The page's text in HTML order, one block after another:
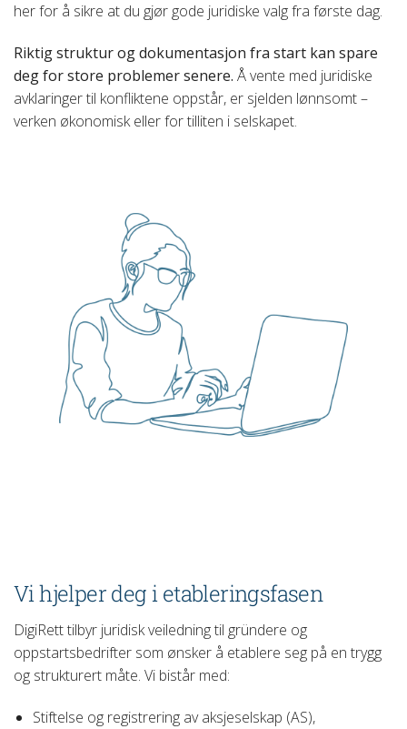
her for å sikre at du gjør gode juridiske valg fra første dag.
Riktig struktur og dokumentasjon fra start kan spare
deg for store problemer senere. Å vente med juridiske
avklaringer til konfliktene oppstår, er sjelden lønnsomt –
verken økonomisk eller for tilliten i selskapet.
Vi hjelper deg i etableringsfasen
DigiRett tilbyr juridisk veiledning til gründere og
oppstartsbedrifter som ønsker å etablere seg på en trygg
og strukturert måte. Vi bistår med:
Stiftelse og registrering av aksjeselskap (AS),